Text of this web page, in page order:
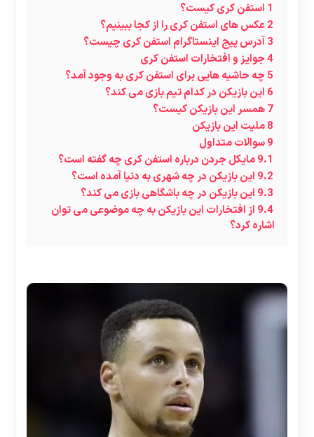
1 استفن کری کیست؟
2عکس های استفن کری را از کجا ببینیم؟
3آدرس پیج اینستاگرام استفن کری چیست؟
4جوایز و افتخارات استفن کری
5 چه حاشیه هایی برای استفن کری به وجود آمد؟
6 این بازیکن در کدام تیم بازی می کند؟
7همسر این بازیکن کیست؟
8ملیت این بازیکن
9سوالات متداول
9.1مایکل جردن درباره استفن کری چه گفته است؟
9.2 این بازیکن در چه شهری به دنیا آمده است؟
9.3 این بازیکن در چه باشگاهی بازی می کند؟
9.4 از افتخارات این بازیکن به چه موضوعی می توان
اشاره کرد؟